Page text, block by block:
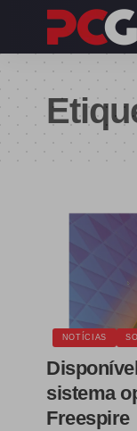
NOTÍCIAS
sistema
Freespire